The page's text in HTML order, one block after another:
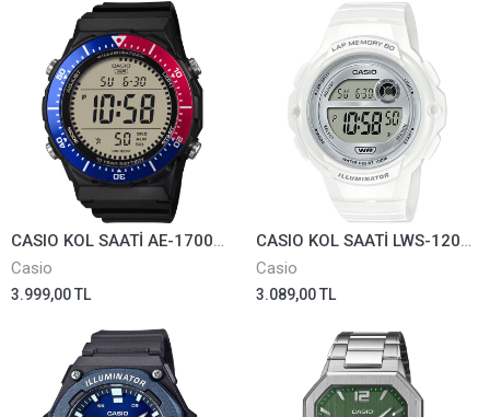
CASIO KOL SAATİ AE-1700H-1A2VDF
Casio
3.999,00 TL
CASIO KOL SAATİ LWS-1200H-7A1VDF
Casio
3.089,00 TL